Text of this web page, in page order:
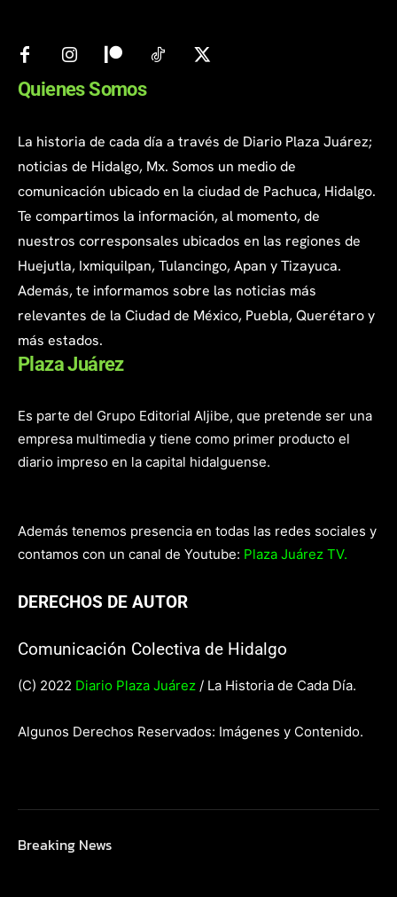
Quienes Somos
La historia de cada día a través de Diario Plaza Juárez;
noticias de Hidalgo, Mx. Somos un medio de
comunicación ubicado en la ciudad de Pachuca, Hidalgo.
Te compartimos la información, al momento, de
nuestros corresponsales ubicados en las regiones de
Huejutla, Ixmiquilpan, Tulancingo, Apan y Tizayuca.
Además, te informamos sobre las noticias más
relevantes de la Ciudad de México, Puebla, Querétaro y
más estados.
Plaza Juárez
Es parte del Grupo Editorial Aljibe, que pretende ser una
empresa multimedia y tiene como primer producto el
diario impreso en la capital hidalguense.
Además tenemos presencia en todas las redes sociales y
contamos con un canal de Youtube: Plaza Juárez TV.
DERECHOS DE AUTOR
Comunicación Colectiva de Hidalgo
(C) 2022 Diario Plaza Juárez / La Historia de Cada Día.
Algunos Derechos Reservados: Imágenes y Contenido.
Breaking News